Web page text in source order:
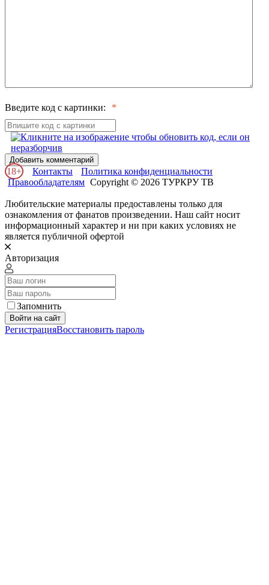
Введите код с картинки:
Добавить комментарий
18+ Контакты
Политика конфиденциальности
Правообладателям Copyright © 2026 ТУРКРУ ТВ
Любительские материалы предоставлены только для
ознакомления от фанатов произведении. Наш сайт носит
информационный характер и ни при каких условиях не
является публичной офертой
Авторизация
Запомнить
Войти на сайт
РегистрацияВосстановить пароль